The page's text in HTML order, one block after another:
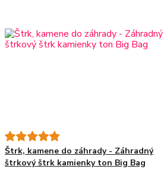
Štrk, kamene do záhrady - Záhradný
štrkový štrk kamienky ton Big Bag